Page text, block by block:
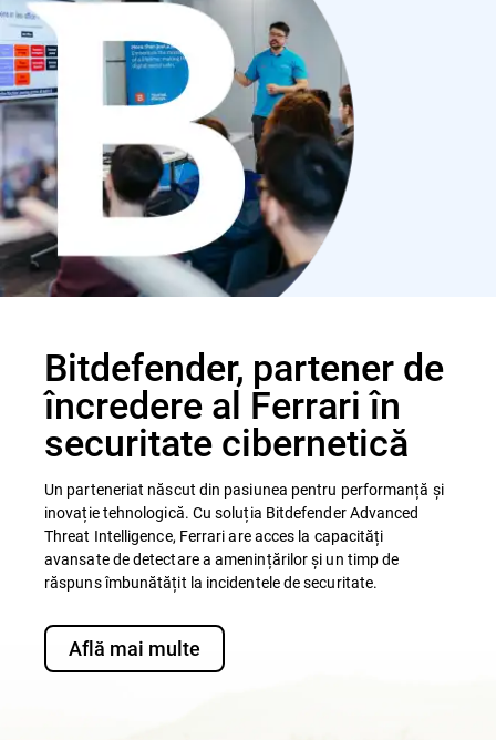
Bitdefender, partener de
încredere al Ferrari în
securitate cibernetică
Un parteneriat născut din pasiunea pentru performanță și
inovație tehnologică. Cu soluția Bitdefender Advanced
Threat Intelligence, Ferrari are acces la capacități
avansate de detectare a amenințărilor și un timp de
răspuns îmbunătățit la incidentele de securitate.
Află mai multe